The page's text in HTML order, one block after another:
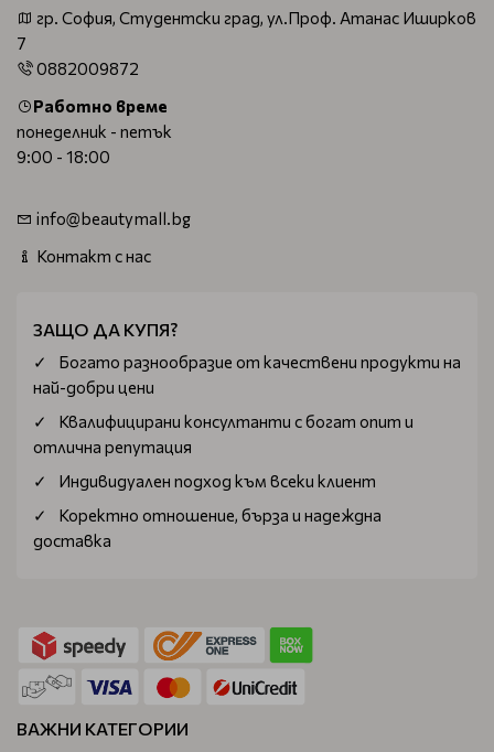
гр. София, Студентски град, ул.Проф. Атанас Иширков
7
0882009872
Работно време
понеделник - петък
9:00 - 18:00
info@beautymall.bg
Контакт с нас
ЗАЩО ДА КУПЯ?
Богатo разнообразие от качествени продукти на
най-добри цени
Квалифицирани консултанти с богат опит и
отлична репутация
Индивидуален подход към всеки клиент
Коректно отношение, бърза и надеждна
доставка
ВАЖНИ КАТЕГОРИИ